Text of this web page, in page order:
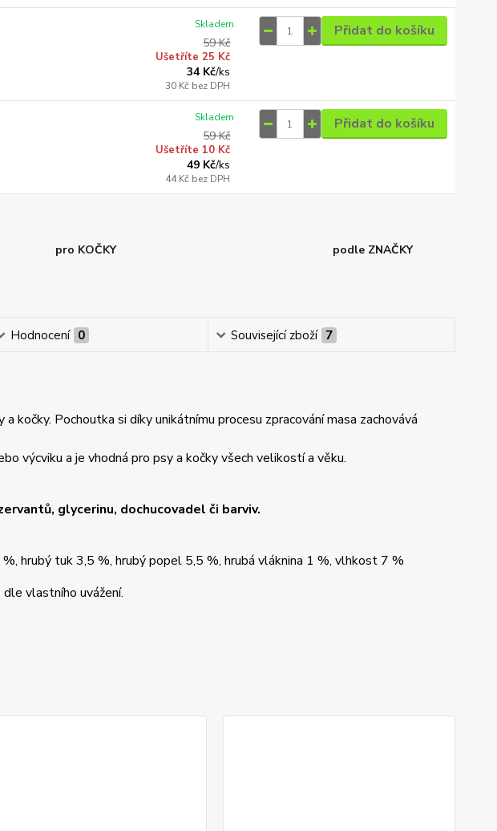
59 Kč
Ušetříte 25 Kč
34 Kč/ks
30 Kč bez DPH
Skladem Přidat do košíku
59 Kč
Ušetříte 10 Kč
49 Kč/ks
44 Kč bez DPH
Skladem Přidat do košíku
pro KOČKY podle ZNAČKY
Hodnocení 0 Související zboží 7
kočky. Pochoutka si díky unikátnímu procesu zpracování masa zachovává
výcviku a je vhodná pro psy a kočky všech velikostí a věku.
glycerinu, dochucovadel či barviv.
hrubý tuk 3,5 %, hrubý popel 5,5 %, hrubá vláknina 1 %, vlhkost 7 %
vlastního uvážení.